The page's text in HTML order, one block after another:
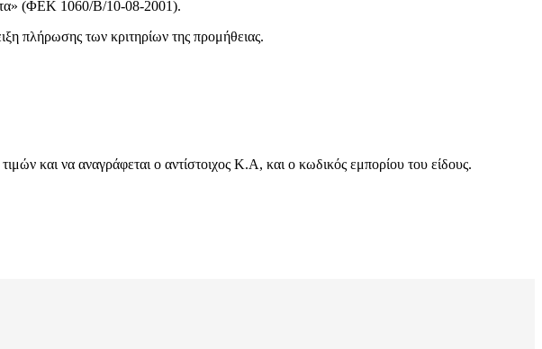
(ΦΕΚ 1060/Β/10-08-2001).
πλήρωσης των κριτηρίων της προμήθειας.
και να αναγράφεται ο αντίστοιχος Κ.Α, και ο κωδικός εμπορίου του είδους.